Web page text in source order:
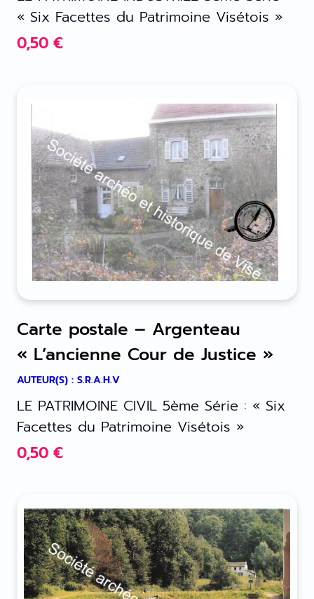
« Six Facettes du Patrimoine Visétois »
0,50 €
Carte postale – Argenteau
« L’ancienne Cour de Justice »
AUTEUR(S) : S.R.A.H.V
LE PATRIMOINE CIVIL 5ème Série : « Six
Facettes du Patrimoine Visétois »
0,50 €